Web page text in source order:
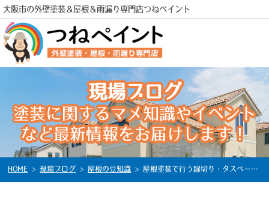
大阪市の外壁塗装＆屋根＆雨漏り専門店つねペイント
電話
現場ブログ
塗装に関するマメ知識やイベント
など最新情報をお届けします！
HOME >現場ブログ >屋根の豆知識 >屋根塗装で行う縁切り・タスペーサー工法とは⁈